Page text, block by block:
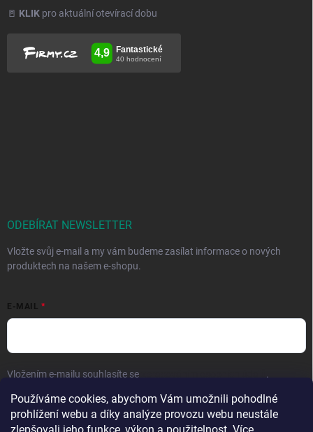
Používáme cookies, abychom Vám umožnili pohodlné
prohlížení webu a díky analýze provozu webu neustále
🚪 KLIK pro aktuální otevírací dobu
ODEBÍRAT NEWSLETTER
Vložte svůj e-mail a my vám budeme zasílat informace o nových
produktech na našem e-shopu.
E-MAIL
Vložením e-mailu souhlasíte se .
Přihlásit se